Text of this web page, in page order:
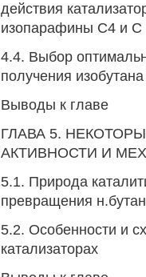
действия
изопарафины С4 и С
4.4. Выбор
получения
Выводы к главе
ГЛАВА 5.
АКТИВНОСТИ И
5.1. Природа
превращения
5.2. Особенности и
катализаторах